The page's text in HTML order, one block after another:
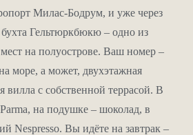
с изысканной международной кухней
шеф-повара Вольфганга Пака.
кондитерская и Twenty 4 для
в Maxx
Милас-Бодрум, и уже через
бухта Гельтюркбюкю – одно из
на полуострове. Ваш номер –
море, а может, двухэтажная
вилла с собственной террасой. В
на подушке – шоколад, в
Nespresso. Вы идёте на завтрак –